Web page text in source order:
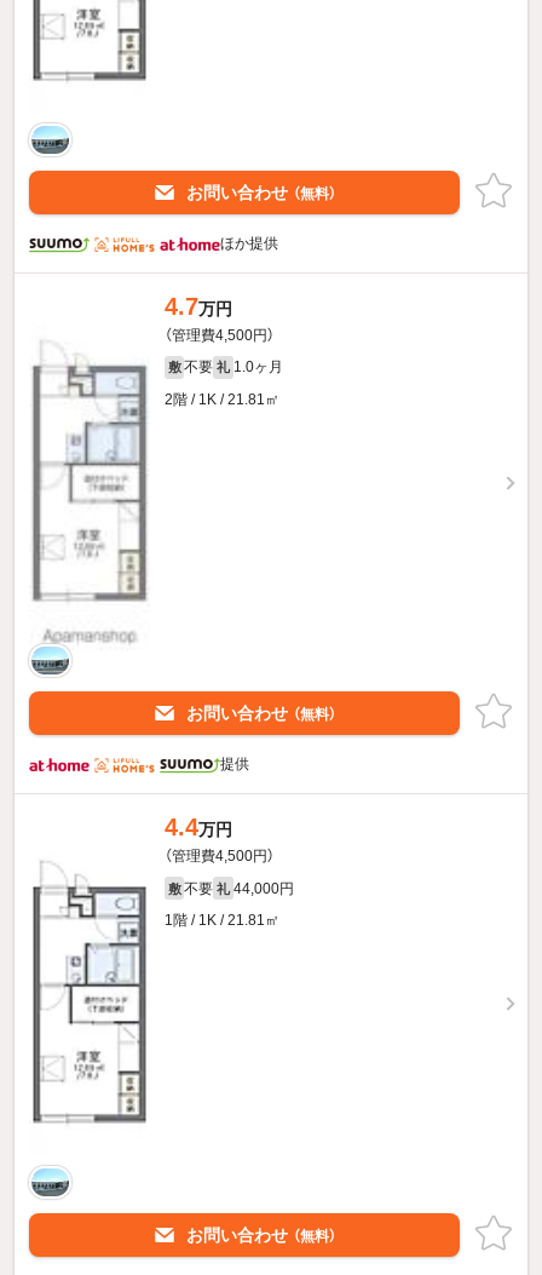
お問い合わせ （無料）
ほか提供
4.7万円
（管理費4,500円）
敷 不要 礼 1.0ヶ月
2階 / 1K / 21.81㎡
お問い合わせ （無料）
提供
4.4万円
（管理費4,500円）
敷 不要 礼 44,000円
1階 / 1K / 21.81㎡
お問い合わせ （無料）